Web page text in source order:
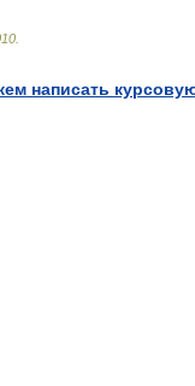
написать